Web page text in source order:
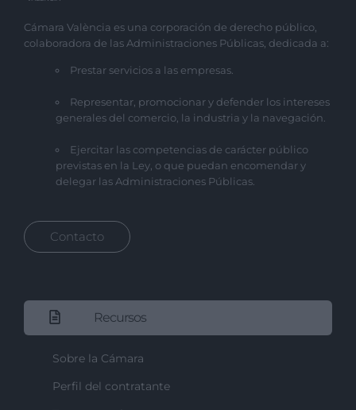
Cámara València es una corporación de derecho público,
colaboradora de las Administraciones Públicas, dedicada a:
Prestar servicios a las empresas.
Representar, promocionar y defender los intereses
generales del comercio, la industria y la navegación.
Ejercitar las competencias de carácter público
previstas en la Ley, o que puedan encomendar y
delegar las Administraciones Públicas.
Contacto
Recursos
Sobre la Cámara
Perfil del contratante